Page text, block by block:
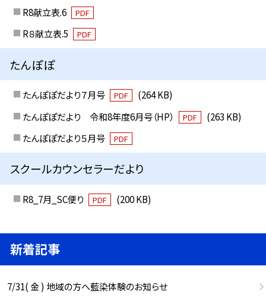
R8献立表.6 PDF
R８献立表.5 PDF
たんぽぽ
たんぽぽだより７月号 PDF
(264 KB)
たんぽぽだより 令和8年度6月号（HP）
PDF
(263 KB)
たんぽぽだより５月号
PDF
スクールカウンセラーだより
R8_7月_SC便り PDF (200 KB)
新着記事
7/31( 金 ) 地域の方へ藍染体験のお知らせ